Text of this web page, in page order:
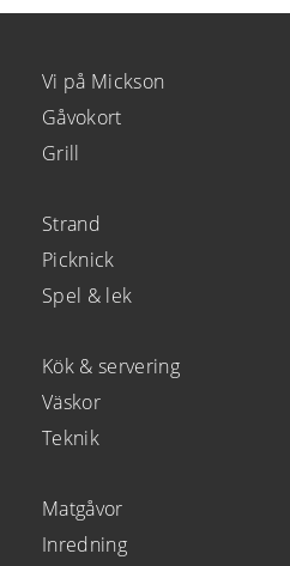
Vi på Mickson
Gåvokort
Grill
Strand
Picknick
Spel & lek
Kök & servering
Väskor
Teknik
Matgåvor
Inredning